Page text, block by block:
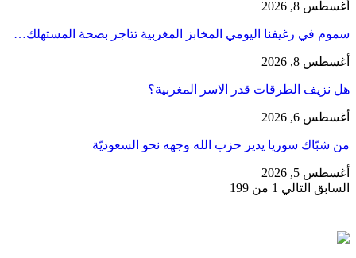
أغسطس 8, 2026
سموم في رغيفنا اليومي المخابز المغربية تتاجر بصحة المستهلك…
أغسطس 8, 2026
هل نزيف الطرقات قدر الاسر المغربية؟
أغسطس 6, 2026
من شبّاك سوريا يدير حزب الله وجهه نحو السعوديّة
أغسطس 5, 2026
السابق التالي 1 من 199